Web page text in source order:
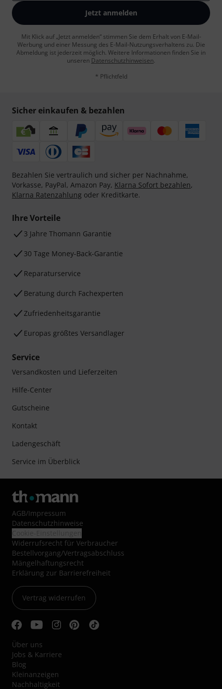
Jetzt anmelden
Mit Klick auf „Jetzt anmelden“ stimmen Sie dem Erhalt von E-Mail-
Werbung und einer Messung des E-Mail-Nutzungsverhaltens zu. Die
Abmeldung ist jederzeit möglich. Weitere Informationen finden Sie in
unseren Datenschutzhinweisen.
* Pflichtfeld
Sicher einkaufen & bezahlen
Bezahlen Sie vertraulich und sicher per Nachnahme,
Vorkasse, PayPal, Amazon Pay, Klarna Sofort bezahlen,
Klarna Ratenzahlung oder Kreditkarte.
Ihre Vorteile
3 Jahre Thomann Garantie
30 Tage Money-Back-Garantie
Reparaturservice
Beratung durch Fachexperten
Zufriedenheitsgarantie
Europas größtes Versandlager
Service
Versandkosten und Lieferzeiten
Hilfe-Center
Gutscheine
Kontakt
Ladengeschäft
Service im Überblick
AGB/Impressum
Datenschutzhinweise
Widerrufsrecht für Verbraucher
Bestellvorgang/Vertragsabschluss
Mängelhaftungsrecht
Erklärung zur Barrierefreiheit
Vertrag widerrufen
Über uns
Jobs & Karriere
Blog
Kleinanzeigen
Nachhaltigkeit